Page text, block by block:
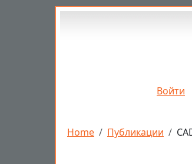
Перейти к основному содержанию
Войти
Строка
Home Публикации